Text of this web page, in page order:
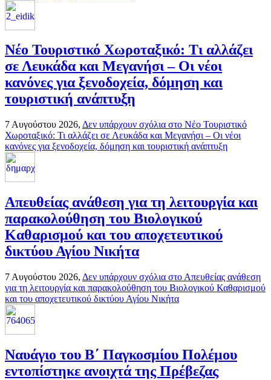
Νέο Τουριστικό Χωροταξικό: Τι αλλάζει
σε Λευκάδα και Μεγανήσι – Οι νέοι
κανόνες για ξενοδοχεία, δόμηση και
τουριστική ανάπτυξη
7 Αυγούστου 2026, Δεν υπάρχουν σχόλια στο Νέο Τουριστικό
Χωροταξικό: Τι αλλάζει σε Λευκάδα και Μεγανήσι – Οι νέοι
κανόνες για ξενοδοχεία, δόμηση και τουριστική ανάπτυξη
Απευθείας ανάθεση για τη λειτουργία και
παρακολούθηση του Βιολογικού
Καθαρισμού και του αποχετευτικού
δικτύου Αγίου Νικήτα
7 Αυγούστου 2026, Δεν υπάρχουν σχόλια στο Απευθείας ανάθεση
για τη λειτουργία και παρακολούθηση του Βιολογικού Καθαρισμού
και του αποχετευτικού δικτύου Αγίου Νικήτα
Ναυάγιο του Β΄ Παγκοσμίου Πολέμου
εντοπίστηκε ανοιχτά της Πρέβεζας